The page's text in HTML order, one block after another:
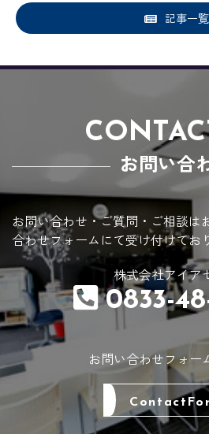
記事一覧
お問い合
お問い合わせ・ご質問・ご相談は
合わせフォームにて受け付けてお
株式会社アイア
0833-
お問い合わせフォー